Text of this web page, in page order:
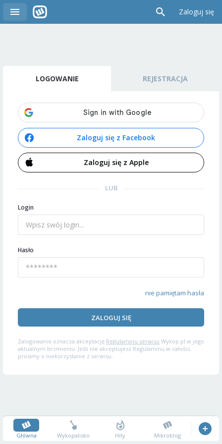
Zaloguj się
LOGOWANIE REJESTRACJA
Zaloguj się z Facebook
Zaloguj się z Apple
LUB
Login
Hasło
nie pamiętam hasła
ZALOGUJ SIĘ
Zalogowanie oznacza akceptację Regulaminu serwisu Wykop.pl w jego
aktualnym brzmieniu. Jeśli nie akceptujesz Regulaminu w całości,
prosimy o niekorzystanie z serwisu.
Główna Wykopalisko Hity Mikroblog